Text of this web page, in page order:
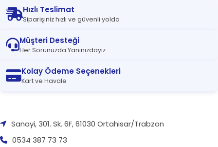
Hızlı Teslimat
Siparişiniz hızlı ve güvenli yolda
Müşteri Desteği
Her Sorunuzda Yanınızdayız
Kolay Ödeme Seçenekleri
Kart ve Havale
Sanayi, 301. Sk. 6F, 61030 Ortahisar/Trabzon
0534 387 73 73